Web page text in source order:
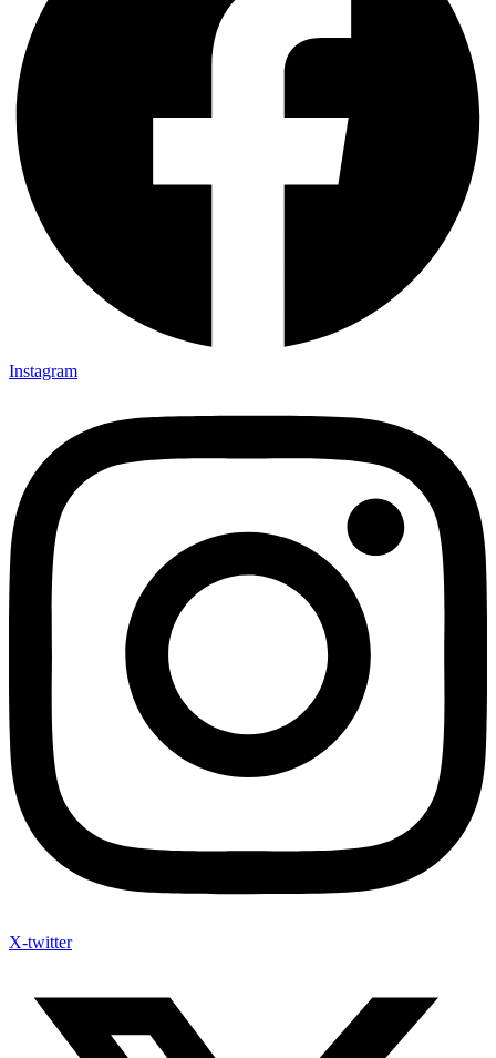
Instagram
X-twitter